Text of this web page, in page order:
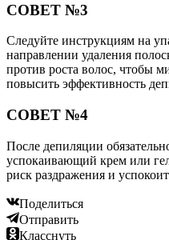
СОВЕТ №3
Следуйте инструкциям на
направлении удаления
против роста волос, чтобы
повысить эффективность
СОВЕТ №4
После депиляции
успокаивающий крем или
риск раздражения и
Поделиться
Отправить
Класснуть